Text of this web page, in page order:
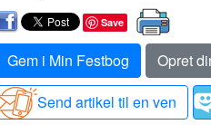
Save
Gem i Min Festbog
Opret
Send artikel til en ven